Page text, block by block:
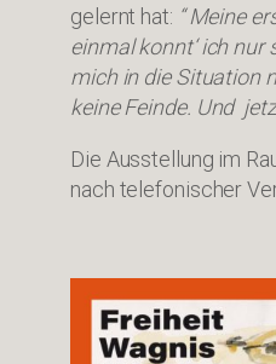
gelernt hat: “ Meine
einmal konnt‘ ich
mich in die Situation
keine Feinde. Und
Die Ausstellung im
nach telefonischer